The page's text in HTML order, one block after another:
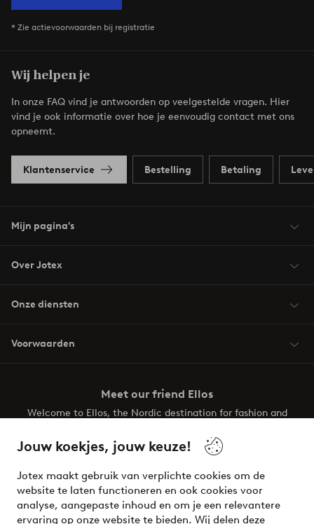
Jouw koekjes, jouw keuze!
Jotex maakt gebruik van verplichte cookies om de
website te laten functioneren en ook cookies voor
analyse, aangepaste inhoud en om je een relevantere
ervaring op onze website te bieden. Wij delen deze
* Zie actievoorwaarden bij registratie
Wij helpen je
In onze FAQ vind je antwoorden op veelgestelde vragen. Hier
vind je ook informatie over hoe je eenvoudig contact met ons
opneemt.
Klantenservice Bestelling Betaling
Mijn pagina's
Over Jotex
Onze diensten
Voorwaarden
Meet our friend Ellos
Welcome to Ellos, the Nordic destination for fashion and
your wardrobe. Your next inspiring look is here!